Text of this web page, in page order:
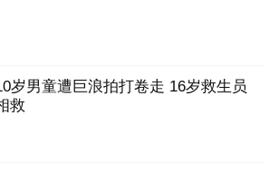
岁男童遭巨浪拍打卷走 16岁救生员
救